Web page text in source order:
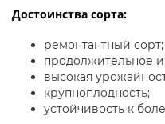
Достоинства сорта:
ремонтантный сорт;
продолжительное
высокая
крупноплодность;
устойчивость к